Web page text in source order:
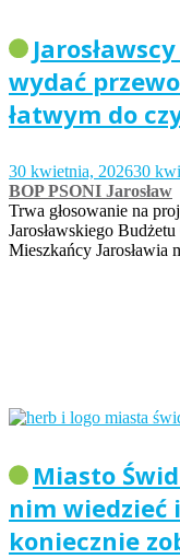
wydać
łatwym do
30 kwietnia, 202630
BOP PSONI Jarosław
Trwa głosowanie na
Jarosławskiego
Mieszkańcy
Miasto
nim wiedzieć
koniecznie